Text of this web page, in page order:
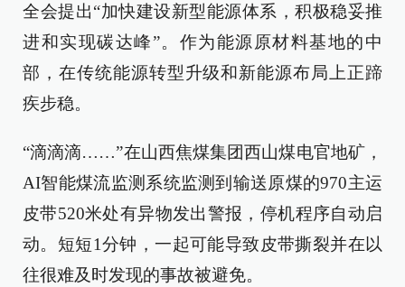
全会提出“加快建设新型能源体系，积极稳妥推
进和实现碳达峰”。作为能源原材料基地的中
部，在传统能源转型升级和新能源布局上正蹄
疾步稳。
“滴滴滴……”在山西焦煤集团西山煤电官地矿，
AI智能煤流监测系统监测到输送原煤的970主运
皮带520米处有异物发出警报，停机程序自动启
动。短短1分钟，一起可能导致皮带撕裂并在以
往很难及时发现的事故被避免。